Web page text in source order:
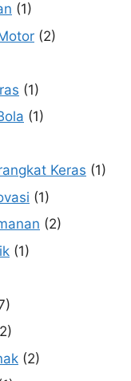
(1)
(2)
(1)
(1)
Keras (1)
(1)
(2)
(1)
(2)